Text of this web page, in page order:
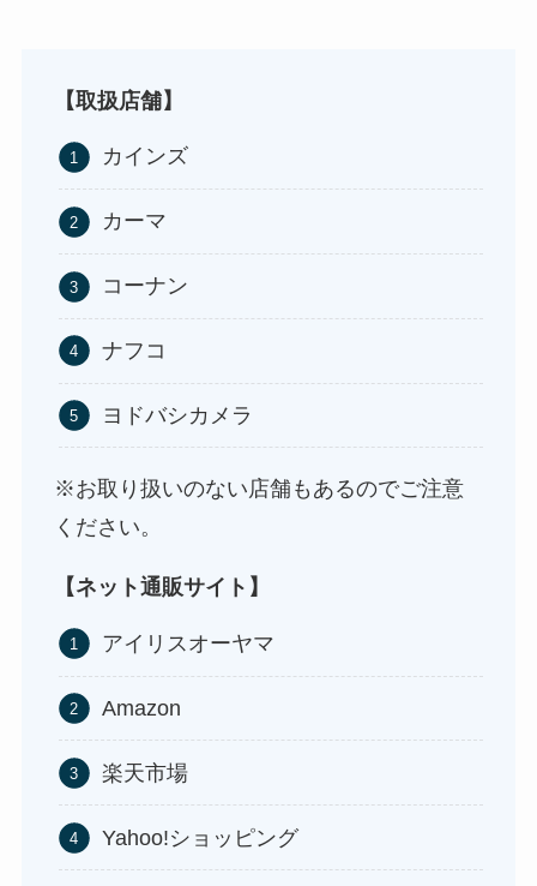
やニトリ？
アサイーの冷凍はどこに売ってる？コストコや業
務スーパーで買える！
食紅はどこで買える？ダイソーやセリアなどの100
【取扱店舗】
カインズ
カーマ
コーナン
ナフコ
ヨドバシカメラ
※お取り扱いのない店舗もあるのでご注意
ください。
【ネット通販サイト】
アイリスオーヤマ
Amazon
楽天市場
Yahoo!ショッピング